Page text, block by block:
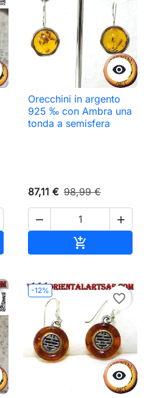

Orecchini in argento
925 ‰ con Ambra una
tonda a semisfera
87,11 € 98,99 €
 

-12%

favorite_border